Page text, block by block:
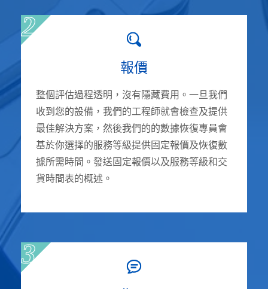
報價
整個評估過程透明，沒有隱藏費用。一旦我們
收到您的設備，我們的工程師就會檢查及提供
最佳解決方案，然後我們的的數據恢復專員會
基於你選擇的服務等級提供固定報價及恢復數
據所需時間。發送固定報價以及服務等級和交
貨時間表的概述。